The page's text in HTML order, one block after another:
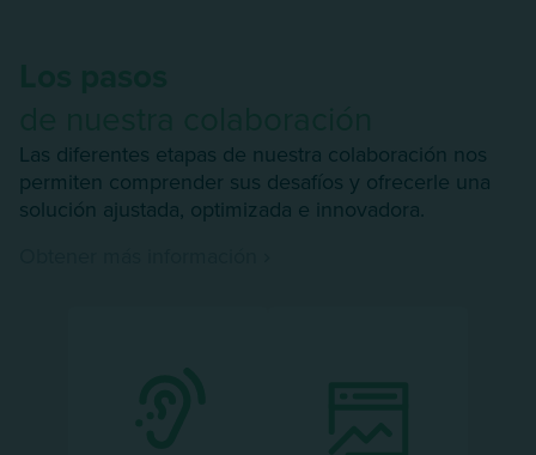
Las diferentes etapas de nuestra colaboración nos
permiten comprender sus desafíos y ofrecerle una
solución ajustada, optimizada e innovadora.